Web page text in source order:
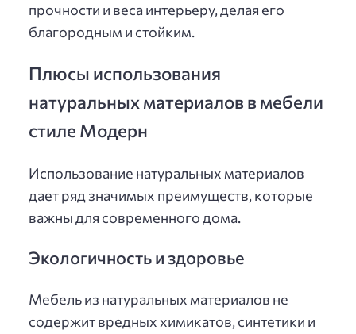
прочности и веса интерьеру, делая его
благородным и стойким.
Плюсы использования
натуральных материалов в мебели
стиле Модерн
Использование натуральных материалов
дает ряд значимых преимуществ, которые
важны для современного дома.
Экологичность и здоровье
Мебель из натуральных материалов не
содержит вредных химикатов, синтетики и